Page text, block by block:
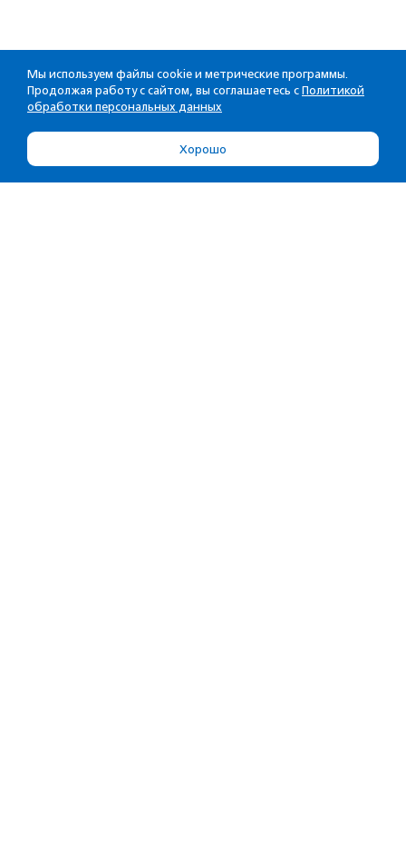
Мы используем файлы cookie и метрические программы.
Продолжая работу с сайтом, вы соглашаетесь с Политикой
обработки персональных данных
Хорошо